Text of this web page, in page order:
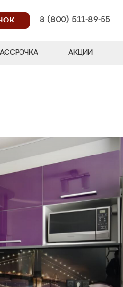
8 (800) 511-89-55
АКЦИИ